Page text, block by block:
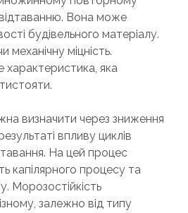
Вона може
будівельного матеріалу.
міцність.
характеристика, яка
визначити через зниження
впливу циклів
На цей процес
капілярного процесу та
Морозостійкість
залежно від типу